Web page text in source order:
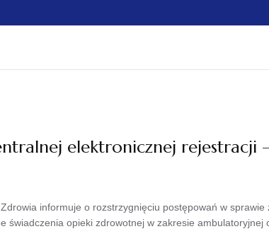
elektronicznej rejestracji
informuje o rozstrzygnięciu postępowań w
opieki zdrowotnej w zakresie ambulatoryjnej